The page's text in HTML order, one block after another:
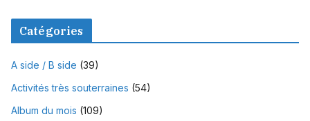
Catégories
A side / B side (39)
Activités très souterraines (54)
Album du mois (109)